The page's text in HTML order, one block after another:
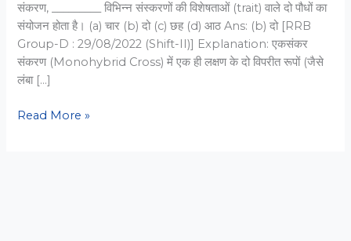
संकरण, _________ विभिन्न संस्करणों की विशेषताओं (trait) वाले दो पौधों का
संयोजन होता है। (a) चार (b) दो (c) छह (d) आठ Ans: (b) दो [RRB
Group-D : 29/08/2022 (Shift-II)] Explanation: एकसंकर
संकरण (Monohybrid Cross) में एक ही लक्षण के दो विपरीत रूपों (जैसे
लंबा […]
RRB
Read More »